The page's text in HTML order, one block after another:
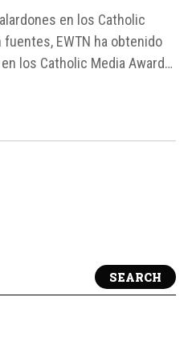
en los Catholic
EWTN ha obtenido
los Catholic Media Awards
divisiones como EWTN
SEARCH